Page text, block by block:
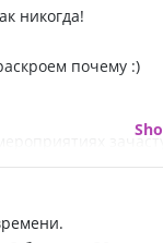
никогда!
почему :)
- всех
сыграть от
слэм с роковой